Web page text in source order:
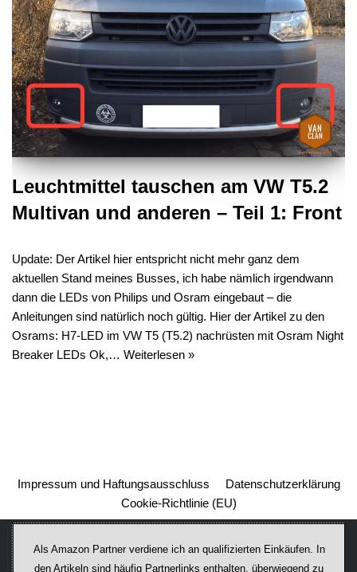
Leuchtmittel tauschen am VW T5.2
Multivan und anderen – Teil 1: Front
Update: Der Artikel hier entspricht nicht mehr ganz dem
aktuellen Stand meines Busses, ich habe nämlich irgendwann
dann die LEDs von Philips und Osram eingebaut – die
Anleitungen sind natürlich noch gültig. Hier der Artikel zu den
Osrams: H7-LED im VW T5 (T5.2) nachrüsten mit Osram Night
Breaker LEDs Ok,… Weiterlesen »
Impressum und Haftungsausschluss
Datenschutzerklärung
Cookie-Richtlinie (EU)
Als Amazon Partner verdiene ich an qualifizierten Einkäufen. In
den Artikeln sind häufig Partnerlinks enthalten, überwiegend zu